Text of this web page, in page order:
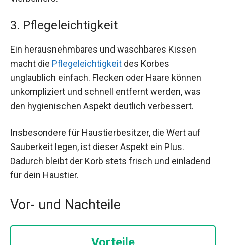
3. Pflegeleichtigkeit
Ein herausnehmbares und waschbares Kissen
macht die Pflegeleichtigkeit des Korbes
unglaublich einfach. Flecken oder Haare können
unkompliziert und schnell entfernt werden, was
den hygienischen Aspekt deutlich verbessert.
Insbesondere für Haustierbesitzer, die Wert auf
Sauberkeit legen, ist dieser Aspekt ein Plus.
Dadurch bleibt der Korb stets frisch und einladend
für dein Haustier.
Vor- und Nachteile